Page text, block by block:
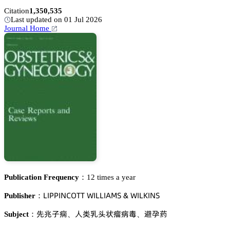
Citation1,350,535
Last updated on 01 Jul 2026
Journal Home
Publication Frequency： 12 times a year
Publisher： 欄喊鵝鵝喊沟。鵣穫穫 遙喊欄欄喊嵻胦偌 & 遙喊欄䩄喊沟偌
Subject： 瓽䱄㞠𪤗、 䴂㪚紒〃淬䓲緺澣、 䂌旷㶕